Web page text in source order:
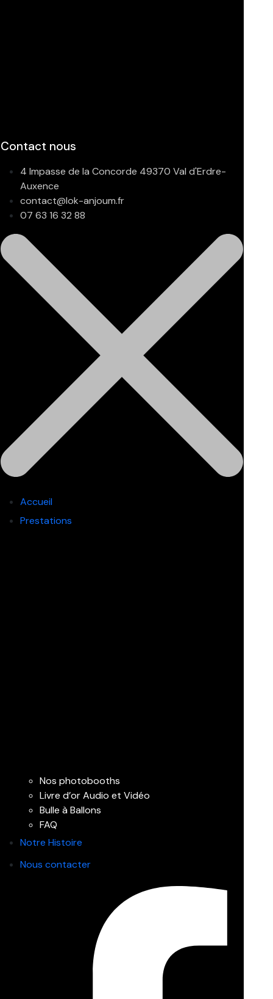
Contact nous
4 Impasse de la Concorde 49370 Val d'Erdre-
Auxence
contact@lok-anjoum.fr
07 63 16 32 88
Accueil
Prestations
Nos photobooths
Livre d’or Audio et Vidéo
Bulle à Ballons
FAQ
Notre Histoire
Nous contacter